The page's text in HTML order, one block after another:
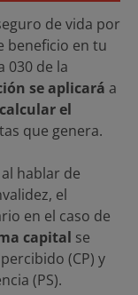
de vida por
beneficio en tu
030 de la
se aplicará a
calcular el
que genera.
hablar de
el
en el caso de
capital se
(CP) y
(PS).